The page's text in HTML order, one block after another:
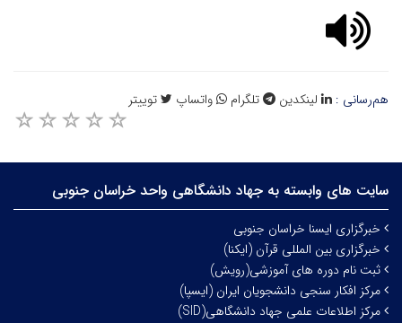
هم‌رسانی : لینکدین تلگرام واتساپ توییتر
سایت های وابسته به جهاد دانشگاهی واحد خراسان جنوبی
خبرگزاری ایسنا خراسان جنوبی
خبرگزاری بین المللی قرآن (ایکنا)
ثبت نام دوره های آموزشی(رویش)
مرکز افکار سنجی دانشجویان ایران (ایسپا)
مرکز اطلاعات علمی جهاد دانشگاهی(SID)